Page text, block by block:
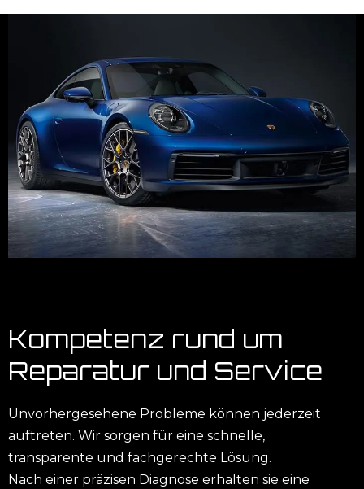
Kompetenz rund um
Reparatur und Service
Unvorhergesehene Probleme können jederzeit
auftreten. Wir sorgen für eine schnelle,
transparente und fachgerechte Lösung.
Nach einer präzisen Diagnose erhalten sie eine